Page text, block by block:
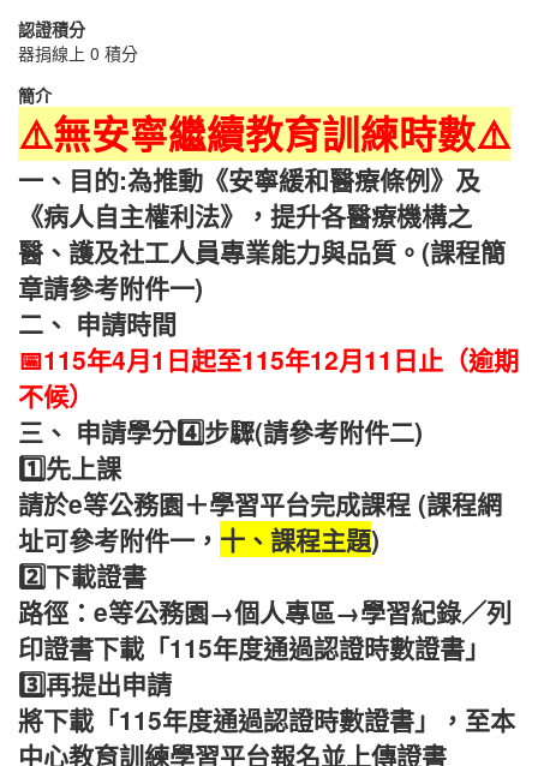
認證積分
器捐線上 0 積分
簡介
⚠️無安寧繼續教育訓練時數⚠️
一、目的:為推動《安寧緩和醫療條例》及
《病人自主權利法》，提升各醫療機構之
醫、護及社工人員專業能力與品質。(課程簡
章請參考附件一)
二、 申請時間
📅115年4月1日起至115年12月11日止（逾期
不候）
三、 申請學分4️⃣步驟(請參考附件二)
1️⃣先上課
請於e等公務園＋學習平台完成課程 (課程網
址可參考附件一， 十、課程主題)
2️⃣下載證書
路徑：e等公務園→個人專區→學習紀錄／列
印證書下載「115年度通過認證時數證書」
3️⃣再提出申請
將下載「115年度通過認證時數證書」，至本
中心教育訓練學習平台報名並上傳證書